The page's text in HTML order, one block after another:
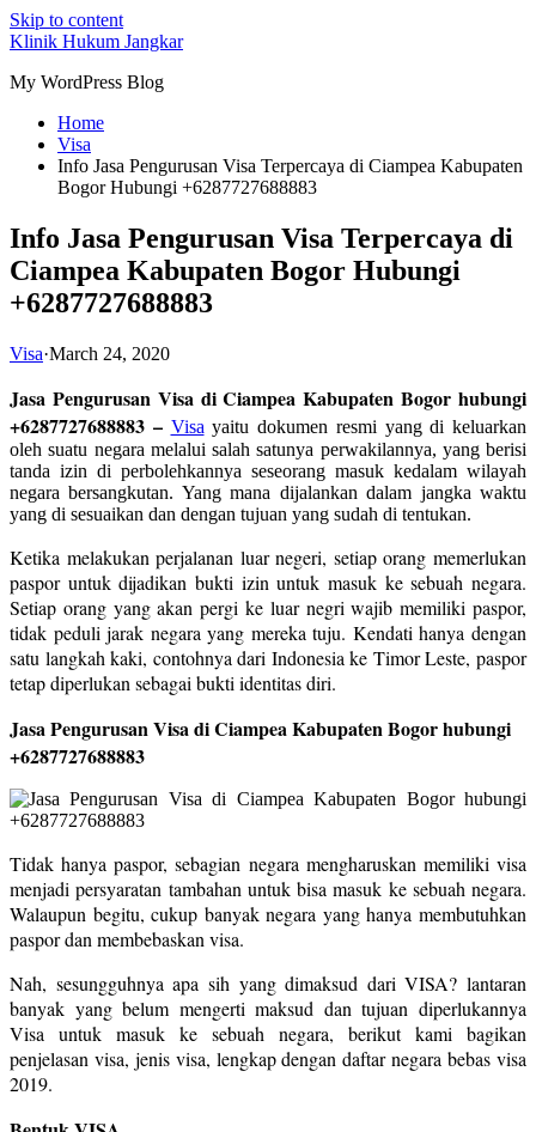
Skip to content
Klinik Hukum Jangkar
My WordPress Blog
Home
Visa
Info Jasa Pengurusan Visa Terpercaya di Ciampea Kabupaten
Bogor Hubungi +6287727688883
Info Jasa Pengurusan Visa Terpercaya di
Ciampea Kabupaten Bogor Hubungi
+6287727688883
Visa·March 24, 2020
Jasa Pengurusan Visa di Ciampea Kabupaten Bogor hubungi
+6287727688883 – Visa yaitu dokumen resmi yang di keluarkan
oleh suatu negara melalui salah satunya perwakilannya, yang berisi
tanda izin di perbolehkannya seseorang masuk kedalam wilayah
negara bersangkutan. Yang mana dijalankan dalam jangka waktu
yang di sesuaikan dan dengan tujuan yang sudah di tentukan.
Ketika melakukan perjalanan luar negeri, setiap orang memerlukan
paspor untuk dijadikan bukti izin untuk masuk ke sebuah negara.
Setiap orang yang akan pergi ke luar negri wajib memiliki paspor,
tidak peduli jarak negara yang mereka tuju. Kendati hanya dengan
satu langkah kaki, contohnya dari Indonesia ke Timor Leste, paspor
tetap diperlukan sebagai bukti identitas diri.
Jasa Pengurusan Visa di Ciampea Kabupaten Bogor hubungi
+6287727688883
Tidak hanya paspor, sebagian negara mengharuskan memiliki visa
menjadi persyaratan tambahan untuk bisa masuk ke sebuah negara.
Walaupun begitu, cukup banyak negara yang hanya membutuhkan
paspor dan membebaskan visa.
Nah, sesungguhnya apa sih yang dimaksud dari VISA? lantaran
banyak yang belum mengerti maksud dan tujuan diperlukannya
Visa untuk masuk ke sebuah negara, berikut kami bagikan
penjelasan visa, jenis visa, lengkap dengan daftar negara bebas visa
2019.